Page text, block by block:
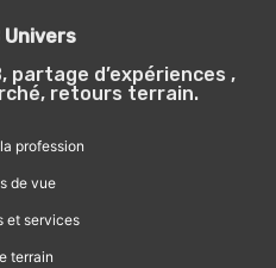
Univers
partage d’expériences ,
retours terrain.
profession
de vue
et services
terrain